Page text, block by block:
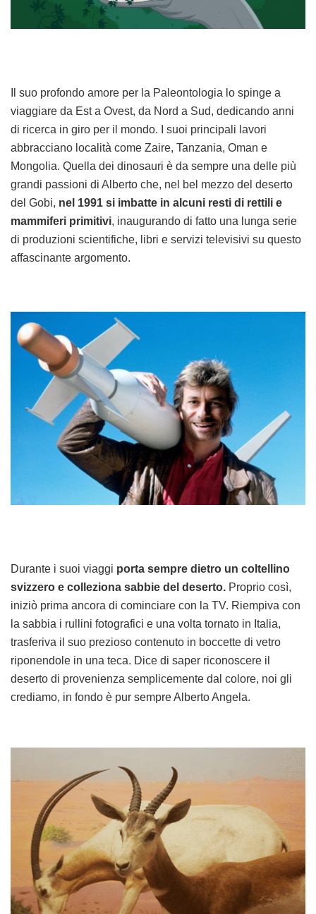
Il suo profondo amore per la Paleontologia lo spinge a
viaggiare da Est a Ovest, da Nord a Sud, dedicando anni
di ricerca in giro per il mondo. I suoi principali lavori
abbracciano località come Zaire, Tanzania, Oman e
Mongolia. Quella dei dinosauri è da sempre una delle più
grandi passioni di Alberto che, nel bel mezzo del deserto
del Gobi, nel 1991 si imbatte in alcuni resti di rettili e
mammiferi primitivi, inaugurando di fatto una lunga serie
di produzioni scientifiche, libri e servizi televisivi su questo
affascinante argomento.
Durante i suoi viaggi porta sempre dietro un coltellino
svizzero e colleziona sabbie del deserto. Proprio così,
iniziò prima ancora di cominciare con la TV. Riempiva con
la sabbia i rullini fotografici e una volta tornato in Italia,
trasferiva il suo prezioso contenuto in boccette di vetro
riponendole in una teca. Dice di saper riconoscere il
deserto di provenienza semplicemente dal colore, noi gli
crediamo, in fondo è pur sempre Alberto Angela.